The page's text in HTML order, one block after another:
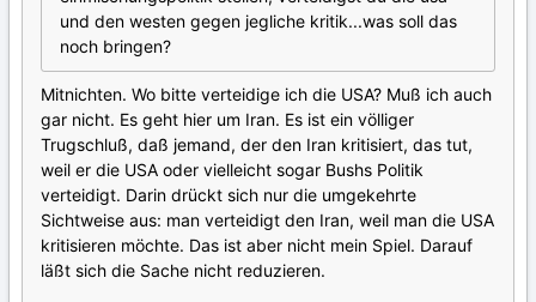
und den westen gegen jegliche kritik...was soll das
noch bringen?
Mitnichten. Wo bitte verteidige ich die USA? Muß ich auch
gar nicht. Es geht hier um Iran. Es ist ein völliger
Trugschluß, daß jemand, der den Iran kritisiert, das tut,
weil er die USA oder vielleicht sogar Bushs Politik
verteidigt. Darin drückt sich nur die umgekehrte
Sichtweise aus: man verteidigt den Iran, weil man die USA
kritisieren möchte. Das ist aber nicht mein Spiel. Darauf
läßt sich die Sache nicht reduzieren.